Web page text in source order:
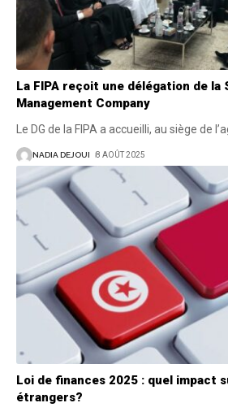
La FIPA reçoit une délégation de la
Management Company
Le DG de la FIPA a accueilli, au siège de
NADIA DEJOUI 8 AOÛT 2025
Loi de finances 2025 : quel impact
étrangers?